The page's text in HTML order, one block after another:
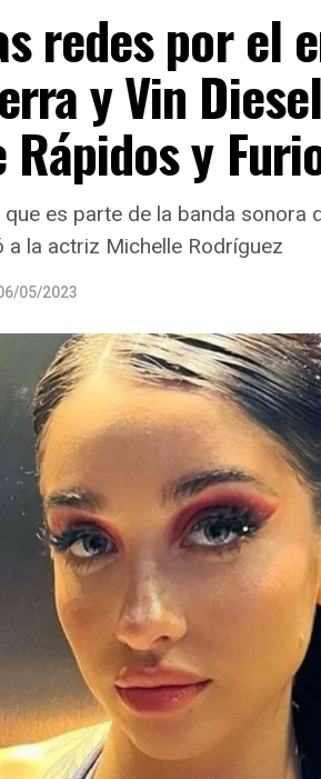
redes por el
y Vin
y
que es parte de la banda sonora
a la actriz Michelle Rodríguez
05/2023